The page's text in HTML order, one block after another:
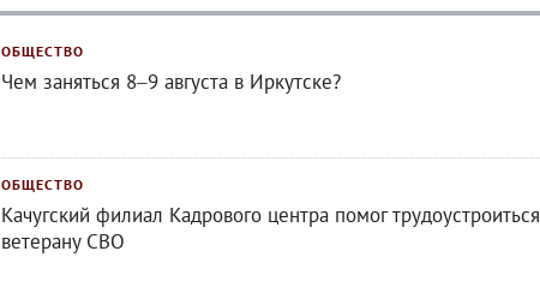
ОБЩЕСТВО
Чем заняться 8–9 августа в Иркутске?
ОБЩЕСТВО
Качугский филиал Кадрового центра помог трудоустроиться
ветерану СВО